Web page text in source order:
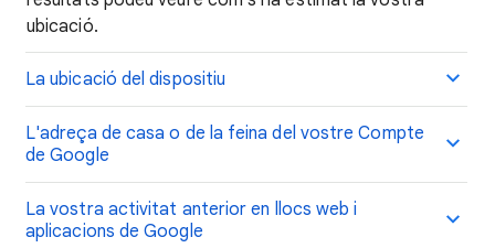
ubicació.
La ubicació del dispositiu
L'adreça de casa o de la feina del vostre Compte
de Google
La vostra activitat anterior en llocs web i
aplicacions de Google